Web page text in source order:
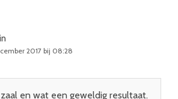
2017 bij 08:28
en wat een geweldig resultaat.